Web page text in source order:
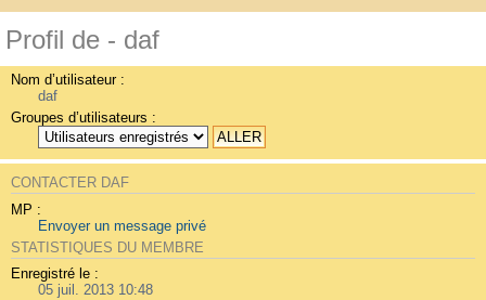
Profil de - daf
Nom d’utilisateur :
daf
Groupes d’utilisateurs :
CONTACTER DAF
MP :
Envoyer un message privé
STATISTIQUES DU MEMBRE
Enregistré le :
05 juil. 2013 10:48